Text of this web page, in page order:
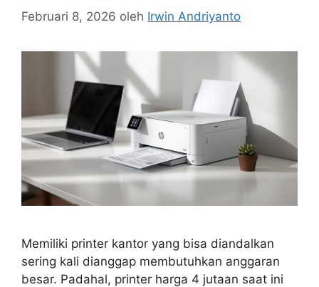
Februari 8, 2026 oleh Irwin Andriyanto
Memiliki printer kantor yang bisa diandalkan
sering kali dianggap membutuhkan anggaran
besar. Padahal, printer harga 4 jutaan saat ini